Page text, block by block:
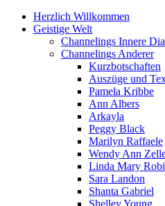
Herzlich Willkommen
Geistige Welt
Channelings Innere
Channelings Anderer
Kurzbotschaften
Auszüge und
Pamela Kribbe
Ann Albers
Arkayla
Peggy Black
Marilyn Raffaele
Wendy Ann
Linda Mary
Sara Landon
Shanta Gabriel
Shelley Young